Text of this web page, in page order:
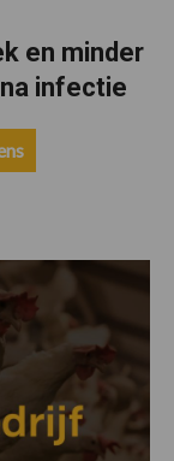
en minder
infectie